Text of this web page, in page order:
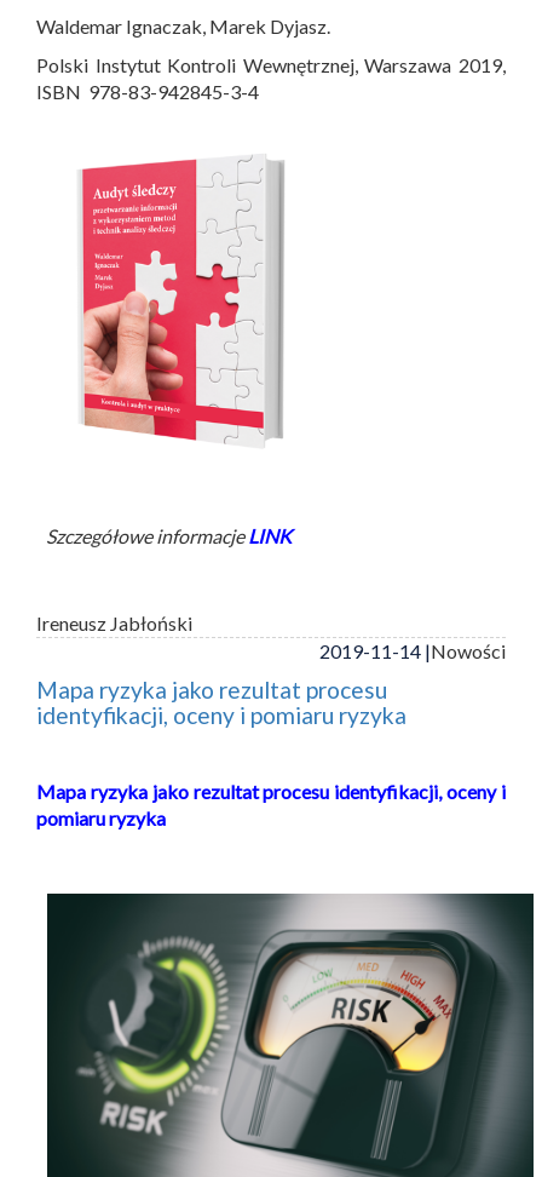
Waldemar Ignaczak, Marek Dyjasz.
Polski Instytut Kontroli Wewnętrznej, Warszawa 2019,
ISBN 978-83-942845-3-4
Szczegółowe informacjeLINK
Ireneusz Jabłoński
2019-11-14 |Nowości
Mapa ryzyka jako rezultat procesu
identyfikacji, oceny i pomiaru ryzyka
Mapa ryzyka jako rezultat procesu identyfikacji, oceny i
pomiaru ryzyka